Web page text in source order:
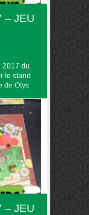
– JEU
2017 du
le stand
de Otys
– JEU